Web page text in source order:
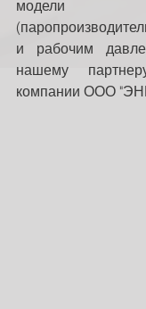
модели
и рабочим
нашему
компании ООО